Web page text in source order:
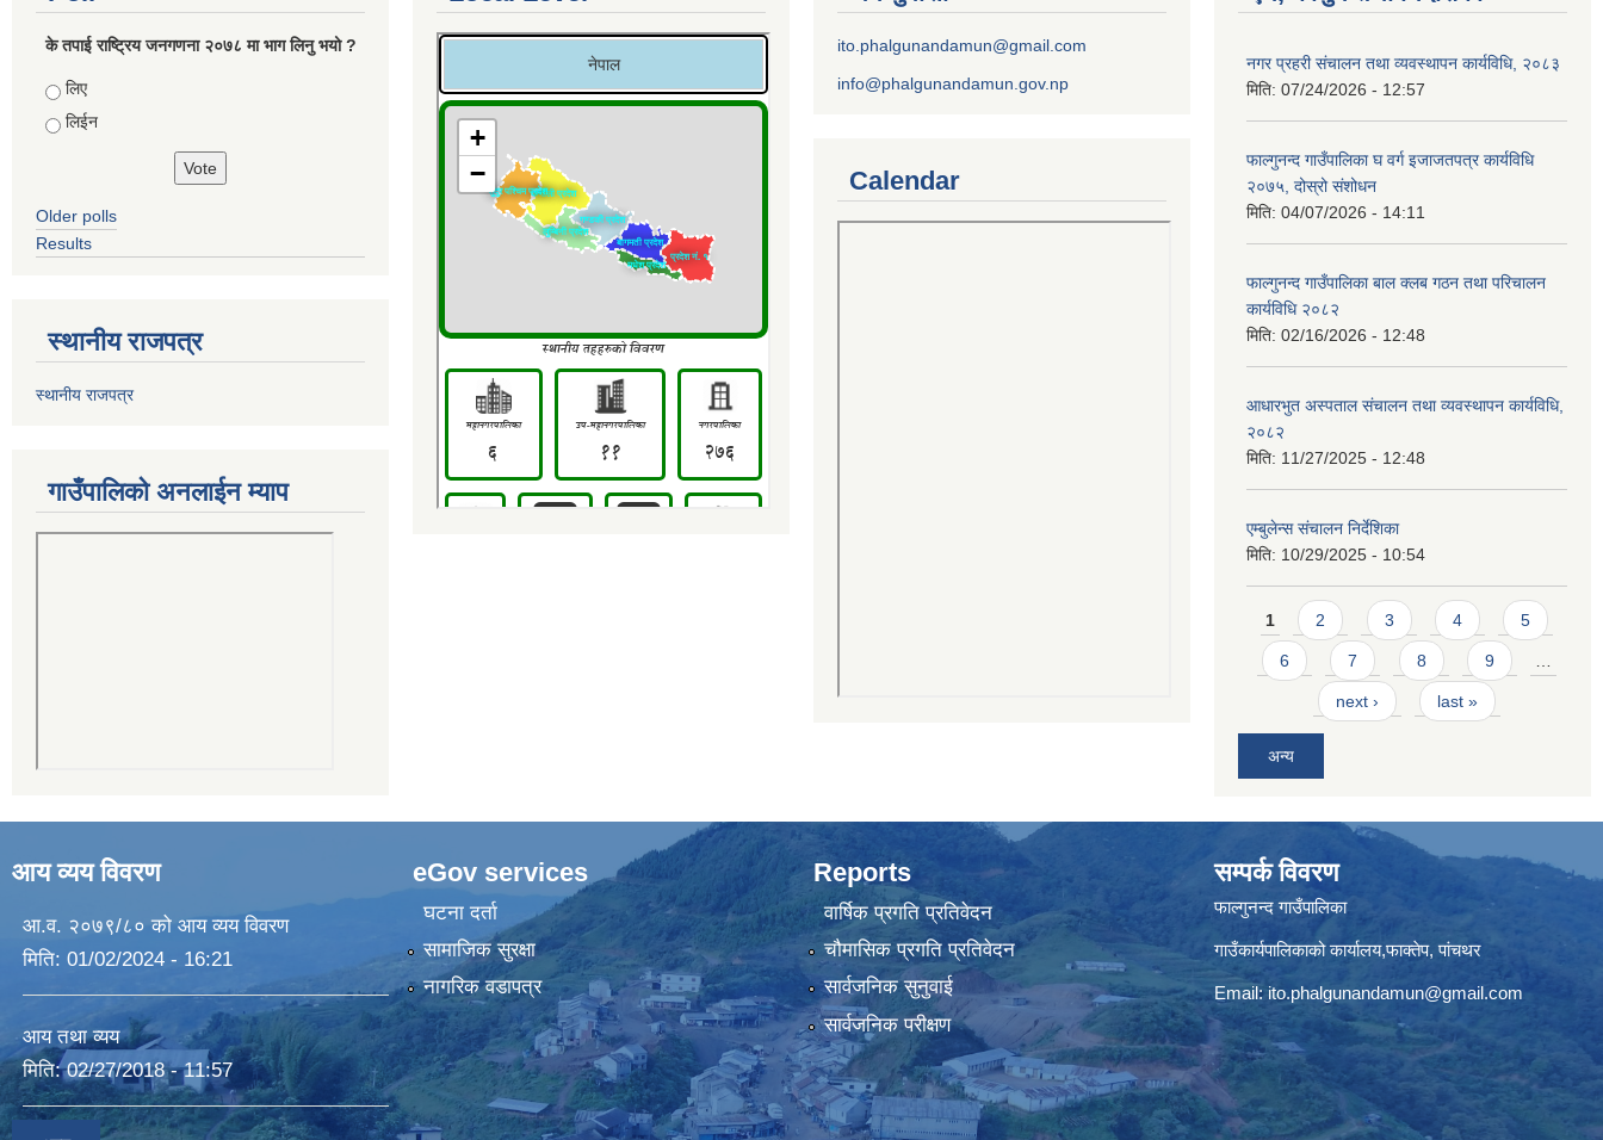
के तपाई राष्ट्रिय जनगणना २०७८ मा भाग लिनु भयो ?
Choices
लिए
लिईन
Older polls
Results
स्थानीय राजपत्र
स्थानीय राजपत्र
गाउँपालिको अनलाईन म्याप
ito.phalgunandamun@gmail.com
info@phalgunandamun.gov.np
Calendar
नगर प्रहरी संचालन तथा व्यवस्थापन कार्यविधि, २०८३
मिति: 07/24/2026 - 12:57
फाल्गुनन्द गाउँपालिका घ वर्ग इजाजतपत्र कार्यविधि
२०७५, दोस्रो संशोधन
मिति: 04/07/2026 - 14:11
फाल्गुनन्द गाउँपालिका बाल क्लब गठन तथा परिचालन
कार्यविधि २०८२
मिति: 02/16/2026 - 12:48
आधारभुत अस्पताल संचालन तथा व्यवस्थापन कार्यविधि,
२०८२
मिति: 11/27/2025 - 12:48
एम्बुलेन्स संचालन निर्देशिका
मिति: 10/29/2025 - 10:54
Pages
1 2 3 4 5
6 7 8 9
next › last »
अन्य
आय व्यय विवरण
आ.व. २०७९/८० को आय व्यय विवरण
मिति: 01/02/2024 - 16:21
आय तथा व्यय
मिति:02/27/2018 - 11:57
eGov services
घटना दर्ता
सामाजिक सुरक्षा
नागरिक वडापत्र
Reports
वार्षिक प्रगति प्रतिवेदन
चौमासिक प्रगति प्रतिवेदन
सार्वजनिक सुनुवाई
सार्वजनिक परीक्षण
सम्पर्क विवरण
फाल्गुनन्द गाउँपालिका
गाउँकार्यपालिकाको कार्यालय,फाक्तेप, पांचथर
Email: ito.phalgunandamun@gmail.com